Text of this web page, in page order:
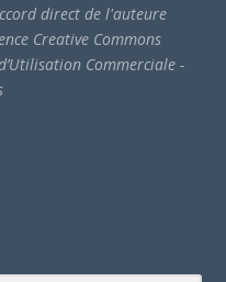
direct de l'auteure
Creative Commons
Commerciale -